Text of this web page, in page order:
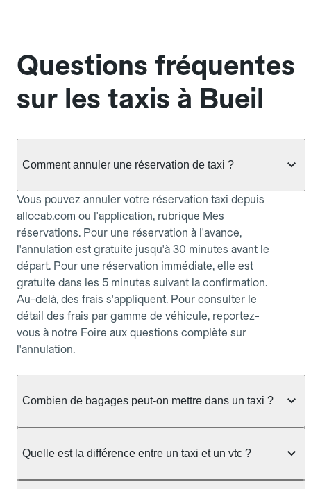
Questions fréquentes
sur les taxis à Bueil
Comment annuler une réservation de taxi ?
Vous pouvez annuler votre réservation taxi depuis
allocab.com ou l'application, rubrique Mes
réservations. Pour une réservation à l'avance,
l'annulation est gratuite jusqu'à 30 minutes avant le
départ. Pour une réservation immédiate, elle est
gratuite dans les 5 minutes suivant la confirmation.
Au-delà, des frais s'appliquent. Pour consulter le
détail des frais par gamme de véhicule, reportez-
vous à notre Foire aux questions complète sur
l'annulation.
Combien de bagages peut-on mettre dans un taxi ?
taxi berline accueille en général jusqu'à 3 bagages
ou nombreux, précisez-le dans le champ "Message
Quelle est la différence entre un taxi et un vtc ?